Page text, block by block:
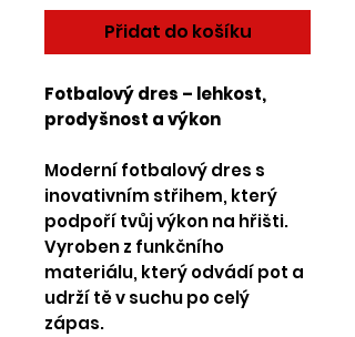
Přidat do košíku
Fotbalový dres – lehkost,
prodyšnost a výkon
Moderní fotbalový dres s
inovativním střihem, který
podpoří tvůj výkon na hřišti.
Vyroben z funkčního
materiálu, který odvádí pot a
udrží tě v suchu po celý
zápas.